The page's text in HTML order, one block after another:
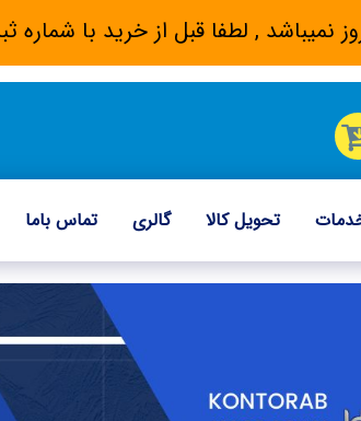
نمیباشد , لطفا قبل از خرید با
تحویل کالا گالری تماس باما